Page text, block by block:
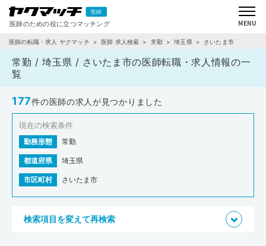
医師の転職・求人 ヤクマッチ 医師 求人検索 常勤 埼玉県 さいたま市
常勤 / 埼玉県 / さいたま市の医師転職・求人情報の一
覧
177件の医師の求人が見つかりました
現在の検索条件
勤務形態 常勤
都道府県 埼玉県
市区町村 さいたま市
検索項目を変えて再検索